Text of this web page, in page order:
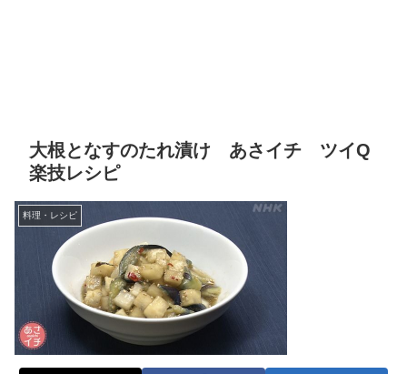
大根となすのたれ漬け あさイチ ツイQ
楽技レシピ
料理・レシピ